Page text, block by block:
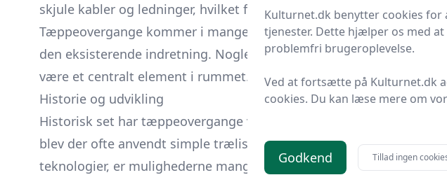
skjule kabler og ledninger, hvilket forbedrer både sikkerheden og
Tæppeovergange kommer i mange materialer og stilarter, fra
den eksisterende indretning. Nogle tæppeovergange er specielt
være et centralt element i rummet.
Historie og udvikling
Historisk set har tæppeovergange været brugt i århundreder, men
blev der ofte anvendt simple trælister til at dække overgange
teknologier, er mulighederne mangedoblet.
Kulturnet.dk benytter cookies
tjenester. Dette hjælper os med
problemfri brugeroplevelse.
Ved at fortsætte på Kulturnet.dk
cookies. Du kan læse mere om
Godkend Tillad ingen